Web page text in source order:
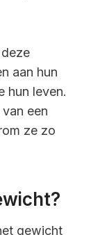
aan hun
hun leven.
een
ze zo
gewicht